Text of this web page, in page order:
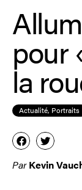
pour
la
Actualité, Portraits
Par Kevin